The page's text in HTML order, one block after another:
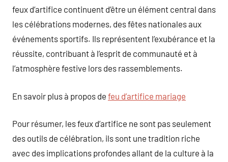
feux d’artifice continuent d’être un élément central dans
les célébrations modernes, des fêtes nationales aux
événements sportifs. Ils représentent l’exubérance et la
réussite, contribuant à l’esprit de communauté et à
l’atmosphère festive lors des rassemblements.
En savoir plus à propos de feu d’artifice mariage
Pour résumer, les feux d’artifice ne sont pas seulement
des outils de célébration, ils sont une tradition riche
avec des implications profondes allant de la culture à la